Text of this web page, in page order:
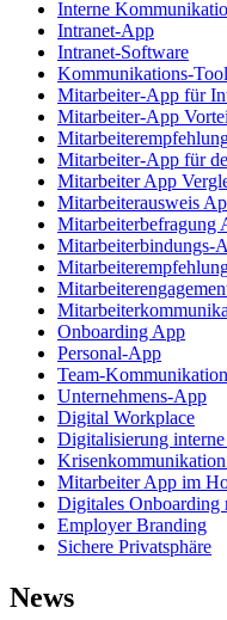
Interne
Intranet-App
Intranet-Software
Kommunikations-
Mitarbeiter-App für
Mitarbeiter-App
Mitarbeiter-App für
Mitarbeiter App
Mitarbeiterausweis
Mitarbeiterbefragung
Mitarbeiterbindungs-
Onboarding App
Personal-App
Team-
Unternehmens-App
Digital Workplace
Digitalisierung
Mitarbeiter App im
Digitales Onboarding
Employer Branding
Sichere Privatsphäre
News